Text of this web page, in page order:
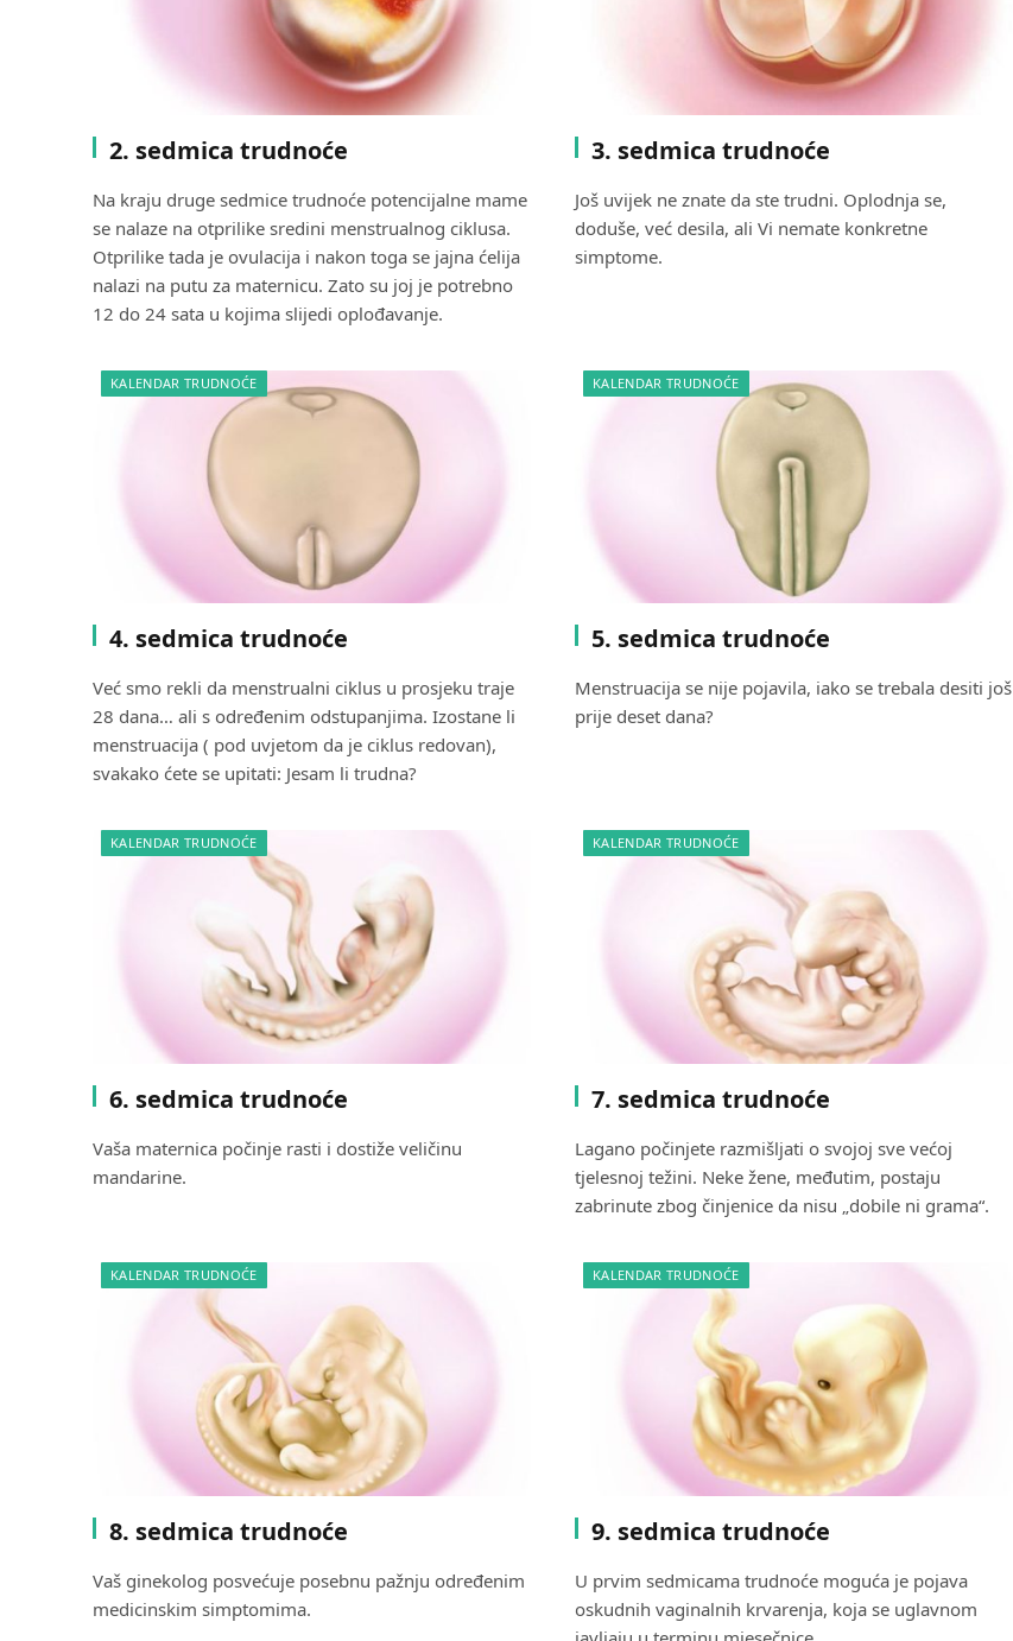
2. sedmica trudnoće
Na kraju druge sedmice trudnoće potencijalne mame
se nalaze na otprilike sredini menstrualnog ciklusa.
Otprilike tada je ovulacija i nakon toga se jajna ćelija
nalazi na putu za maternicu. Zato su joj je potrebno
12 do 24 sata u kojima slijedi oplođavanje.
3. sedmica trudnoće
Još uvijek ne znate da ste trudni. Oplodnja se,
doduše, već desila, ali Vi nemate konkretne
simptome.
KALENDAR TRUDNOĆE
4. sedmica trudnoće
Već smo rekli da menstrualni ciklus u prosjeku traje
28 dana… ali s određenim odstupanjima. Izostane li
menstruacija ( pod uvjetom da je ciklus redovan),
svakako ćete se upitati: Jesam li trudna?
KALENDAR TRUDNOĆE
5. sedmica trudnoće
Menstruacija se nije pojavila, iako se trebala desiti još
prije deset dana?
KALENDAR TRUDNOĆE
6. sedmica trudnoće
Vaša maternica počinje rasti i dostiže veličinu
mandarine.
KALENDAR TRUDNOĆE
7. sedmica trudnoće
Lagano počinjete razmišljati o svojoj sve većoj
tjelesnoj težini. Neke žene, međutim, postaju
zabrinute zbog činjenice da nisu „dobile ni grama“.
KALENDAR TRUDNOĆE
8. sedmica trudnoće
Vaš ginekolog posvećuje posebnu pažnju određenim
medicinskim simptomima.
KALENDAR TRUDNOĆE
9. sedmica trudnoće
U prvim sedmicama trudnoće moguća je pojava
oskudnih vaginalnih krvarenja, koja se uglavnom